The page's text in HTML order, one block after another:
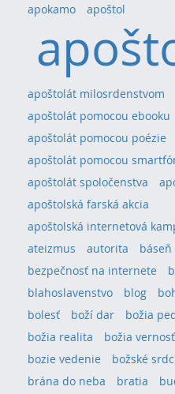
apokamo
apoštol
apoštolát milosrdenstvom
apoštolát pomocou ebooku
apoštolát pomocou poézie
apoštolát pomocou
apoštolát spoločenstva
apoštolská farská akcia
apoštolská internetová
ateizmus
autorita báseň
bezpečnosť na internete
blahoslavenstvo
blog
bolesť
boží dar božia
božia realita
božia vernosť
bozie vedenie
božské
brána do neba
bratia